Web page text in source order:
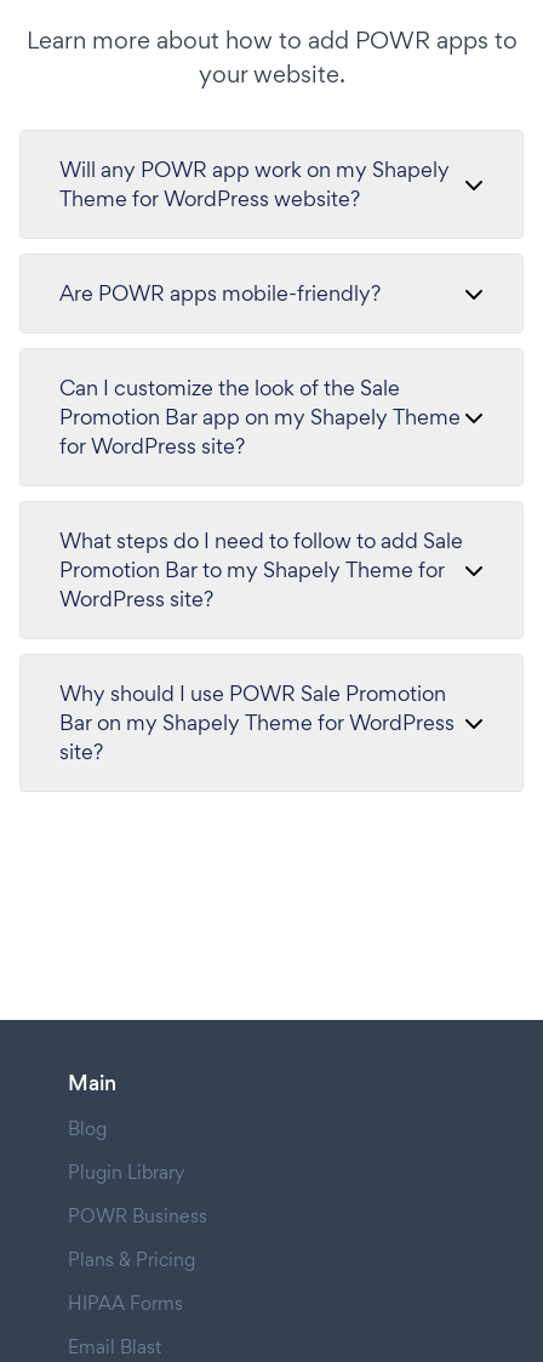
Learn more about how to add POWR apps to
your website.
Will any POWR app work on my Shapely
Theme for WordPress website?
Are POWR apps mobile-friendly?
Can I customize the look of the Sale
Promotion Bar app on my Shapely Theme
for WordPress site?
What steps do I need to follow to add Sale
Promotion Bar to my Shapely Theme for
WordPress site?
Why should I use POWR Sale Promotion
Bar on my Shapely Theme for WordPress
site?
Main
Blog
Plugin Library
POWR Business
Plans & Pricing
HIPAA Forms
Email Blast